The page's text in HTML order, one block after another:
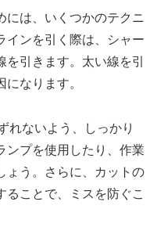
には、いくつかのテクニ
インを引く際は、シャー
引きます。太い線を引
なります。
れないよう、しっかり
ンプを使用したり、作業
ょう。さらに、カットの
ことで、ミスを防ぐこ